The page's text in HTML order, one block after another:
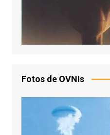
Fotos de OVNIs